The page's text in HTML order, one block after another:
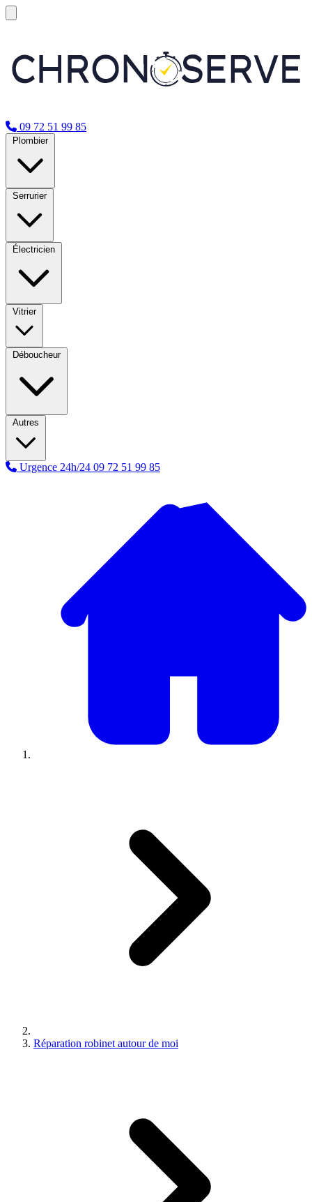
09 72 51 99 85
Plombier
Serrurier
Électricien
Vitrier
Déboucheur
Autres
Urgence 24h/24 09 72 51 99 85
Réparation robinet autour de moi